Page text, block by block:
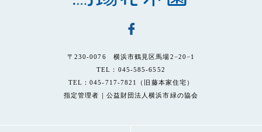
〒230-0076 横浜市鶴見区馬場2−20−1
TEL：045-585-6552
TEL：045-717-7821（旧藤本家住宅）
指定管理者｜公益財団法人横浜市緑の協会